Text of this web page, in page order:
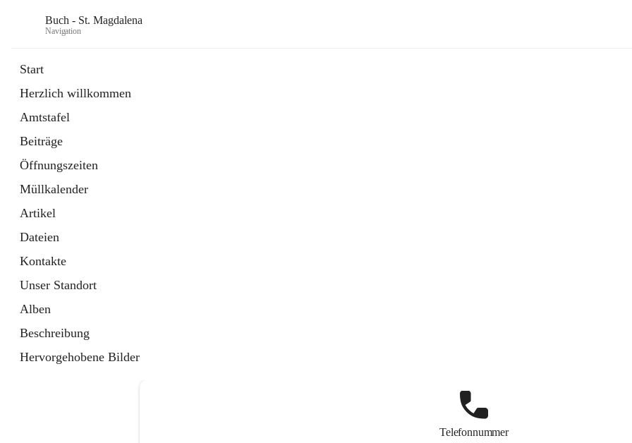
Buch - St. Magdalena
Navigation
Start
Herzlich willkommen
Amtstafel
Beiträge
Öffnungszeiten
Müllkalender
Artikel
Dateien
Kontakte
Unser Standort
Alben
Beschreibung
Hervorgehobene Bilder
Telefonnummer